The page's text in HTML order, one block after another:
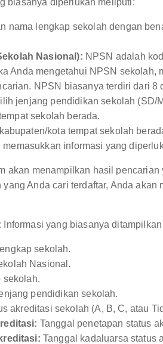
nama lengkap sekolah dengan
Nasional): NPSN adalah
Anda mengetahui NPSN sekolah,
NPSN biasanya terdiri dari 8
jenjang pendidikan sekolah (SD/
sekolah berada.
kota tempat sekolah
memasukkan informasi yang
akan menampilkan hasil
Anda cari terdaftar, Anda akan
Informasi yang biasanya
sekolah.
Nasional.
sekolah.
pendidikan sekolah.
akreditasi sekolah (A, B, C, atau
Tanggal penetapan status
Tanggal kadaluarsa status